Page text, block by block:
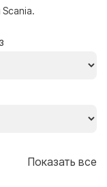
Scania.
Показать все